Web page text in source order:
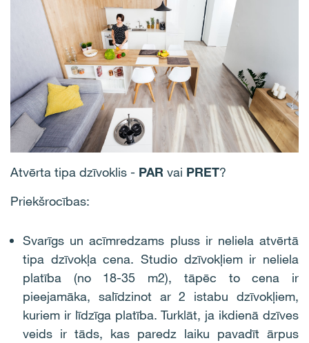
Atvērta tipa dzīvoklis - PAR vai PRET?
Priekšrocības:
Svarīgs un acīmredzams pluss ir neliela atvērtā
tipa dzīvokļa cena. Studio dzīvokļiem ir neliela
platība (no 18-35 m2), tāpēc to cena ir
pieejamāka, salīdzinot ar 2 istabu dzīvokļiem,
kuriem ir līdzīga platība. Turklāt, ja ikdienā dzīves
veids ir tāds, kas paredz laiku pavadīt ārpus